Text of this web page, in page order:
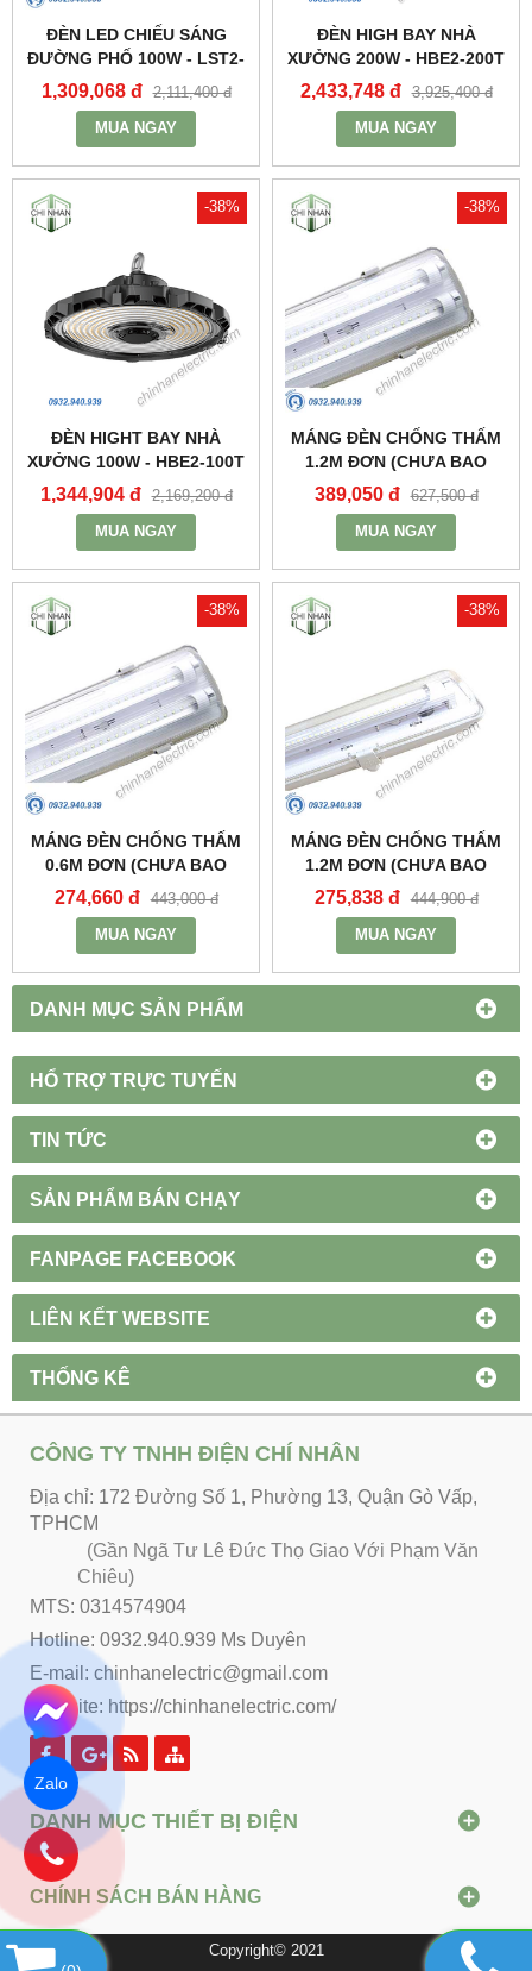
DANH MỤC SẢN PHẨM
HỔ TRỢ TRỰC TUYẾN
TIN TỨC
SẢN PHẨM BÁN CHẠY
FANPAGE FACEBOOK
LIÊN KẾT WEBSITE
THỐNG KÊ
ĐÈN LED CHIẾU SÁNG
ĐƯỜNG PHỐ 100W - LST2-
100 - MPE
1,309,068 đ 2,111,400 đ
MUA NGAY
ĐÈN HIGH BAY NHÀ
XƯỞNG 200W - HBE2-200T
- MPE
2,433,748 đ 3,925,400 đ
MUA NGAY
-38%
ĐÈN HIGHT BAY NHÀ
XƯỞNG 100W - HBE2-100T
- MPE
1,344,904 đ 2,169,200 đ
MUA NGAY
-38%
MÁNG ĐÈN CHỐNG THẤM
1.2M ĐƠN (CHƯA BAO
GỒM BÓNG VÀ TĂNG PHÔ)
- MWP-236 - MPE
389,050 đ 627,500 đ
MUA NGAY
-38%
MÁNG ĐÈN CHỐNG THẤM
0.6M ĐƠN (CHƯA BAO
GỒM BÓNG VÀ TĂNG PHÔ)
- MWP-218 - MPE
274,660 đ 443,000 đ
MUA NGAY
-38%
MÁNG ĐÈN CHỐNG THẤM
1.2M ĐƠN (CHƯA BAO
GỒM BÓNG VÀ TĂNG PHÔ)
- MWP-136 - MPE
275,838 đ 444,900 đ
MUA NGAY
CÔNG TY TNHH ĐIỆN CHÍ NHÂN
Địa chỉ: 172 Đường Số 1, Phường 13, Quận Gò Vấp,
TPHCM
(Gần Ngã Tư Lê Đức Thọ Giao Với Phạm Văn
Chiêu)
MTS: 0314574904
Hotline: 0932.940.939 Ms Duyên
E-mail: chinhanelectric@gmail.com
Website: https://chinhanelectric.com/
DANH MỤC THIẾT BỊ ĐIỆN
CHÍNH SÁCH BÁN HÀNG
Copyright© 2021
Zalo